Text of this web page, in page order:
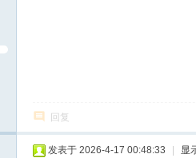
回复
发表于 2026-4-17 00:48:33 显